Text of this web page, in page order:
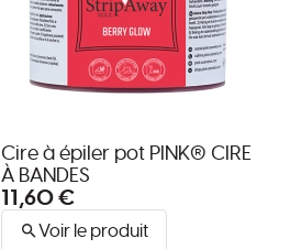
Cire à épiler pot PINK® CIRE
À BANDES
11,60 €
Voir le produit